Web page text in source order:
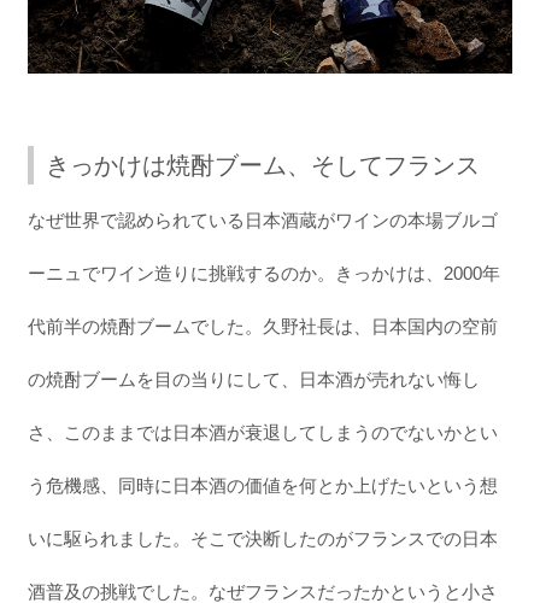
きっかけは焼酎ブーム、そしてフランス
なぜ世界で認められている日本酒蔵がワインの本場ブルゴ
ーニュでワイン造りに挑戦するのか。きっかけは、2000年
代前半の焼酎ブームでした。久野社長は、日本国内の空前
の焼酎ブームを目の当りにして、日本酒が売れない悔し
さ、このままでは日本酒が衰退してしまうのでないかとい
う危機感、同時に日本酒の価値を何とか上げたいという想
いに駆られました。そこで決断したのがフランスでの日本
酒普及の挑戦でした。なぜフランスだったかというと小さ